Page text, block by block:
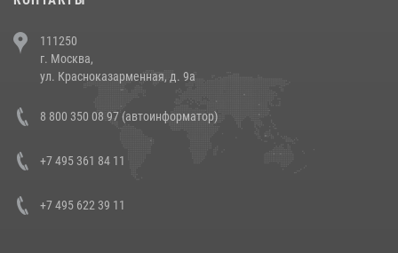
напавших на бригаду скорой помощи (видео)
14 июля 2026, 12:20
В Росгвардии прошла военно-научная конференция по обобщению
боевого опыта
111250
г. Москва,
ул. Красноказарменная, д. 9а
8 800 350 08 97 (автоинформатор)
+7 495 361 84 11
+7 495 622 39 11